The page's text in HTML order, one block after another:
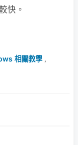
快。
相關教學,